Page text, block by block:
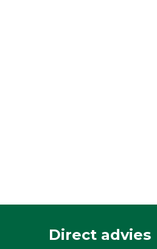
Direct advies